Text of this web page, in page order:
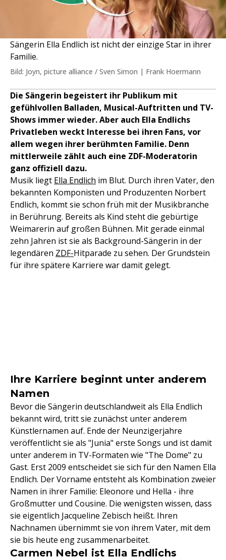
Sängerin Ella Endlich ist nicht der einzige Star in ihrer
Familie.
Bild: Joyn, picture alliance / Sven Simon | Frank Hoermann
Die Sängerin begeistert ihr Publikum mit
gefühlvollen Balladen, Musical-Auftritten und TV-
Shows immer wieder. Aber auch Ella Endlichs
Privatleben weckt Interesse bei ihren Fans, vor
allem wegen ihrer berühmten Familie. Denn
mittlerweile zählt auch eine ZDF-Moderatorin
ganz offiziell dazu.
Musik liegt Ella Endlich im Blut. Durch ihren Vater, den
bekannten Komponisten und Produzenten Norbert
Endlich, kommt sie schon früh mit der Musikbranche
in Berührung. Bereits als Kind steht die gebürtige
Weimarerin auf großen Bühnen. Mit gerade einmal
zehn Jahren ist sie als Background-Sängerin in der
legendären ZDF-Hitparade zu sehen. Der Grundstein
für ihre spätere Karriere war damit gelegt.
Ihre Karriere beginnt unter anderem
Namen
Bevor die Sängerin deutschlandweit als Ella Endlich
bekannt wird, tritt sie zunächst unter anderem
Künstlernamen auf. Ende der Neunzigerjahre
veröffentlicht sie als "Junia" erste Songs und ist damit
unter anderem in TV-Formaten wie "The Dome" zu
Gast. Erst 2009 entscheidet sie sich für den Namen Ella
Endlich. Der Vorname entsteht als Kombination zweier
Namen in ihrer Familie: Eleonore und Hella - ihre
Großmutter und Cousine. Die wenigsten wissen, dass
sie eigentlich Jacqueline Zebisch heißt. Ihren
Nachnamen übernimmt sie von ihrem Vater, mit dem
sie bis heute eng zusammenarbeitet.
Carmen Nebel ist Ella Endlichs